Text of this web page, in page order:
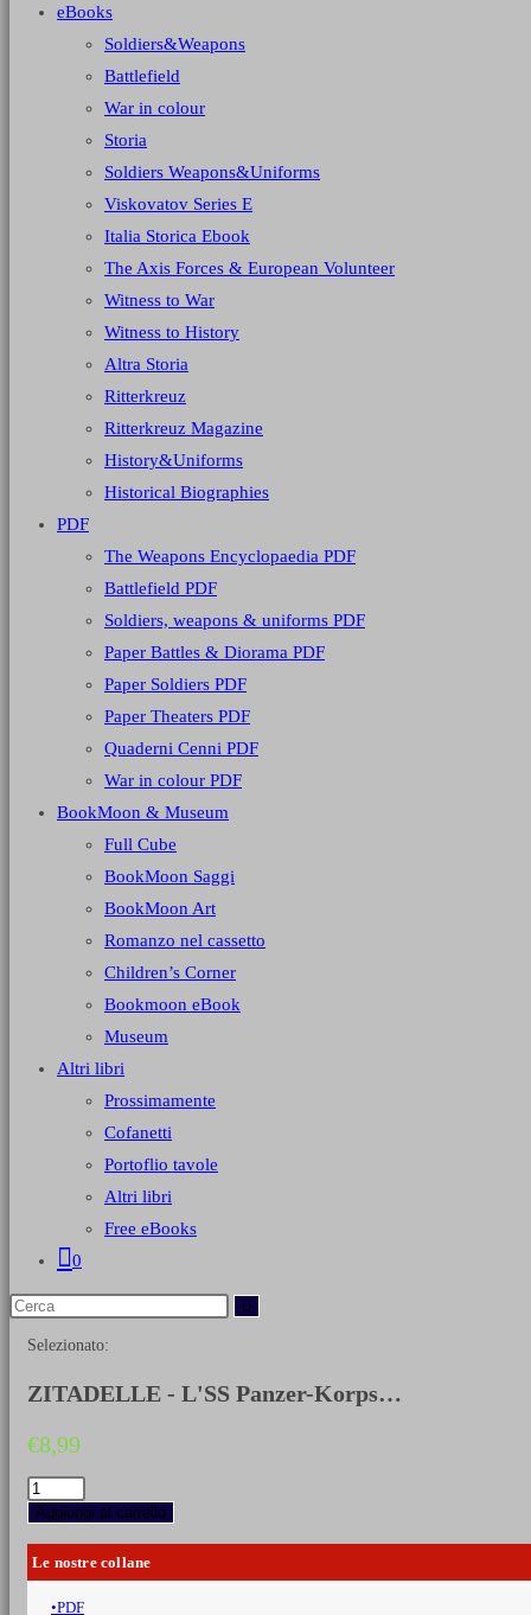
eBooks
Soldiers&Weapons
Battlefield
War in colour
Storia
Soldiers Weapons&Uniforms
Viskovatov Series E
Italia Storica Ebook
The Axis Forces & European Volunteer
Witness to War
Witness to History
Altra Storia
Ritterkreuz
Ritterkreuz Magazine
History&Uniforms
Historical Biographies
PDF
The Weapons Encyclopaedia PDF
Battlefield PDF
Soldiers, weapons & uniforms PDF
Paper Battles & Diorama PDF
Paper Soldiers PDF
Paper Theaters PDF
Quaderni Cenni PDF
War in colour PDF
BookMoon & Museum
Full Cube
BookMoon Saggi
BookMoon Art
Romanzo nel cassetto
Children’s Corner
Bookmoon eBook
Museum
Altri libri
Prossimamente
Cofanetti
Portoflio tavole
Altri libri
Free eBooks
0
Selezionato:
ZITADELLE - L'SS Panzer-Korps…
€8,99
ZITADELLE
-
L'SS
Panzer-
Korps
Aggiungi al carrello
Le nostre collane
PDF